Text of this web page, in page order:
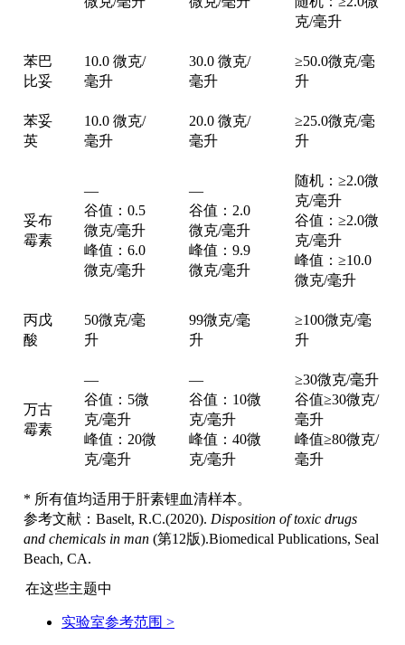
克/毫升
苯巴
比妥
10.0 微克/
毫升
30.0 微克/
毫升
≥50.0微克/毫
升
苯妥
英
10.0 微克/
毫升
20.0 微克/
毫升
≥25.0微克/毫
升
妥布
霉素
—
谷值：0.5
微克/毫升
峰值：6.0
微克/毫升
—
谷值：2.0
微克/毫升
峰值：9.9
微克/毫升
随机：≥2.0微
克/毫升
谷值：≥2.0微
克/毫升
峰值：≥10.0
微克/毫升
丙戊
酸
50微克/毫
升
99微克/毫
升
≥100微克/毫
升
万古
霉素
—
谷值：5微
克/毫升
峰值：20微
克/毫升
—
谷值：10微
克/毫升
峰值：40微
克/毫升
≥30微克/毫升
谷值≥30微克/
毫升
峰值≥80微克/
毫升
* 所有值均适用于肝素锂血清样本。
参考文献：Baselt, R.C.(2020). Disposition of toxic drugs
and chemicals in man (第12版).Biomedical Publications, Seal
Beach, CA.
在这些主题中
实验室参考范围 >